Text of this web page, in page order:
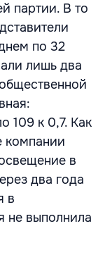
партии. В то
по 32
лишь два
109 к 0,7. Как
компании
в
два года
в
не выполнила